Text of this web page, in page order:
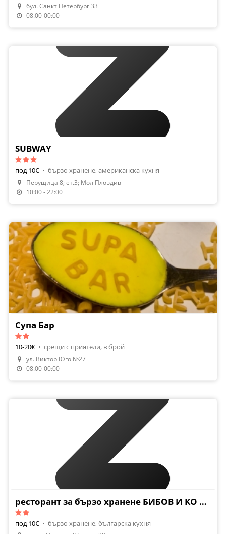
бул. Санкт Петербург 33
08:00-00:00
SUBWAY
под 10€ • бързо хранене, американска кухня
Перущица 8; ет.3; Мол Пловдив
10:00 - 22:00
Супа Бар
10-20€ • срещи с приятели, в брой
ул. Виктор Юго №27
08:00-00:00
ресторант за бързо хранене БИБОВ И КО ОО
под 10€ • бързо хранене, българска кухня